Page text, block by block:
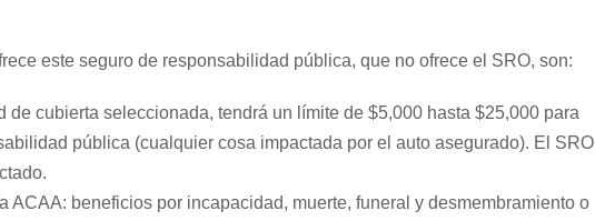
este seguro de responsabilidad pública, que no ofrece el SRO, son:
de cubierta seleccionada, tendrá un límite de $5,000 hasta $25,000 para
pública (cualquier cosa impactada por el auto asegurado). El SRO
ACAA: beneficios por incapacidad, muerte, funeral y desmembramiento o